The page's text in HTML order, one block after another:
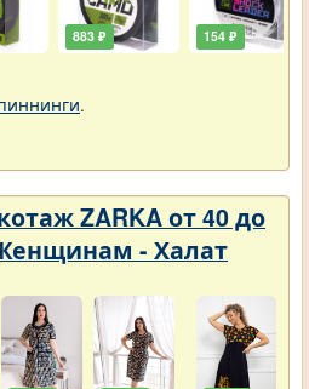
883 ₽ 154 ₽
.
ZARKA от 40 до
- Халат